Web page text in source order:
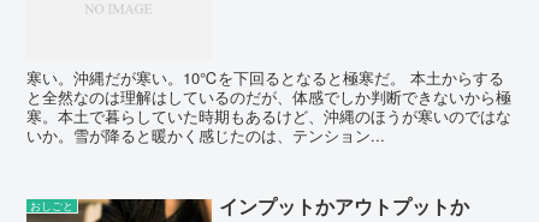
寒い。沖縄だが寒い。10℃を下回るとなると極寒だ。 本土からする
と全然なのは理解はしているのだが、体感でしか判断できないから極
寒。本土で暮らしていた時期もあるけど、沖縄のほうが寒いのではな
いか。雪が降ると暖かく感じたのは、テンション...
おしごと インプットかアウトプットか